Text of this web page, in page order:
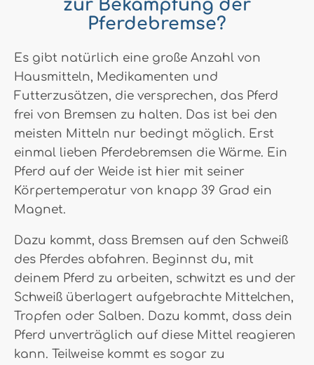
zur Bekämpfung der
Pferdebremse?
Es gibt natürlich eine große Anzahl von
Hausmitteln, Medikamenten und
Futterzusätzen, die versprechen, das Pferd
frei von Bremsen zu halten. Das ist bei den
meisten Mitteln nur bedingt möglich. Erst
einmal lieben Pferdebremsen die Wärme. Ein
Pferd auf der Weide ist hier mit seiner
Körpertemperatur von knapp 39 Grad ein
Magnet.
Dazu kommt, dass Bremsen auf den Schweiß
des Pferdes abfahren. Beginnst du, mit
deinem Pferd zu arbeiten, schwitzt es und der
Schweiß überlagert aufgebrachte Mittelchen,
Tropfen oder Salben. Dazu kommt, dass dein
Pferd unverträglich auf diese Mittel reagieren
kann. Teilweise kommt es sogar zu